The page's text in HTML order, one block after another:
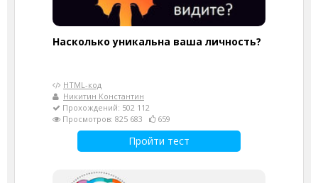
Насколько уникальна ваша личность?
HTML-код
Никитин Константин
Прохождений: 502 112
Просмотров: 825 683
659
Пройти тест